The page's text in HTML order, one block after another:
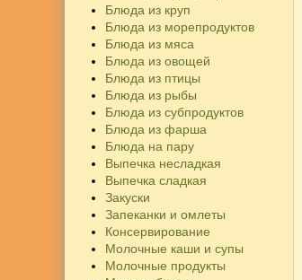
Блюда из круп
Блюда из морепродуктов
Блюда из мяса
Блюда из овощей
Блюда из птицы
Блюда из рыбы
Блюда из субпродуктов
Блюда из фарша
Блюда на пару
Выпечка несладкая
Выпечка сладкая
Закуски
Запеканки и омлеты
Консервирование
Молочные каши и супы
Молочные продукты